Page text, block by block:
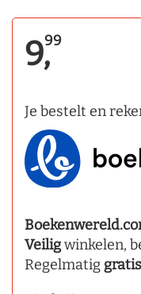
9,99
Je bestelt en
Veiligwinkelen,
Regelmatig gratis